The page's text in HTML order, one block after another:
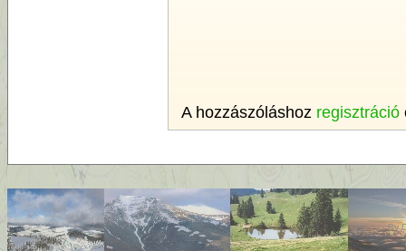
A hozzászóláshoz regisztráció
By